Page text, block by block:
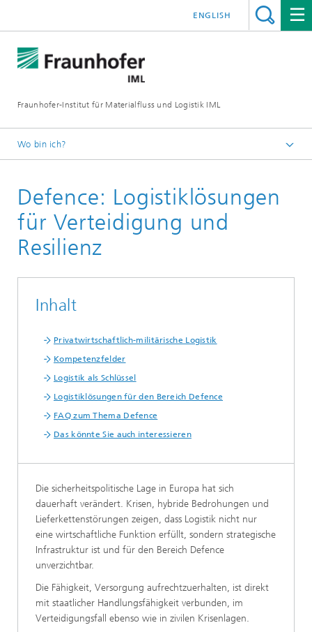
Fraunhofer-Institut für Materialfluss und Logistik IML
ENGLISH
Wo bin ich?
Defence: Logistiklösungen
für Verteidigung und
Resilienz
Inhalt
Privatwirtschaftlich-militärische Logistik
Kompetenzfelder
Logistik als Schlüssel
Logistiklösungen für den Bereich Defence
FAQ zum Thema Defence
Das könnte Sie auch interessieren
Die sicherheitspolitische Lage in Europa hat sich
dauerhaft verändert. Krisen, hybride Bedrohungen und
Lieferkettenstörungen zeigen, dass Logistik nicht nur
eine wirtschaftliche Funktion erfüllt, sondern strategische
Infrastruktur ist und für den Bereich Defence
unverzichtbar.
Die Fähigkeit, Versorgung aufrechtzuerhalten, ist direkt
mit staatlicher Handlungsfähigkeit verbunden, im
Verteidigungsfall ebenso wie in zivilen Krisenlagen.